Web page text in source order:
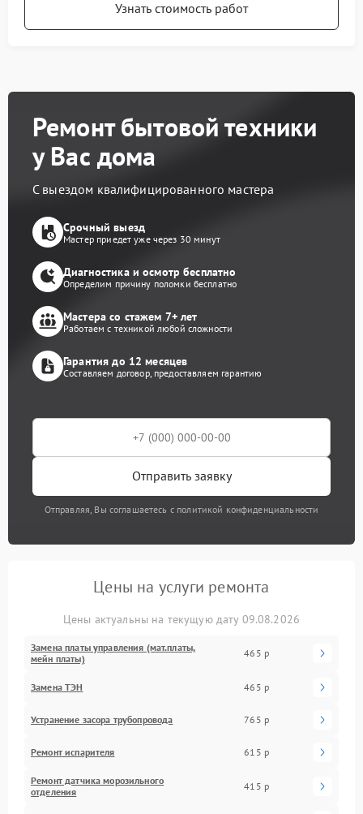
Узнать стоимость работ
Ремонт бытовой техники
у Вас дома
С выездом квалифицированного мастера
Срочный выезд
Мастер приедет уже через 30 минут
Диагностика и осмотр бесплатно
Определим причину поломки бесплатно
Мастера со стажем 7+ лет
Работаем с техникой любой сложности
Гарантия до 12 месяцев
Составляем договор, предоставляем гарантию
Отправить заявку
Отправляя, Вы соглашаетесь с политикой конфиденциальности
Цены на услуги ремонта
Цены актуальны на текущую дату 09.08.2026
Замена платы управления (мат.платы,
мейн платы)
465 р
Замена ТЭН 465 р
Устранение засора трубопровода 765 р
Ремонт испарителя 615 р
Ремонт датчика морозильного
отделения
415 р